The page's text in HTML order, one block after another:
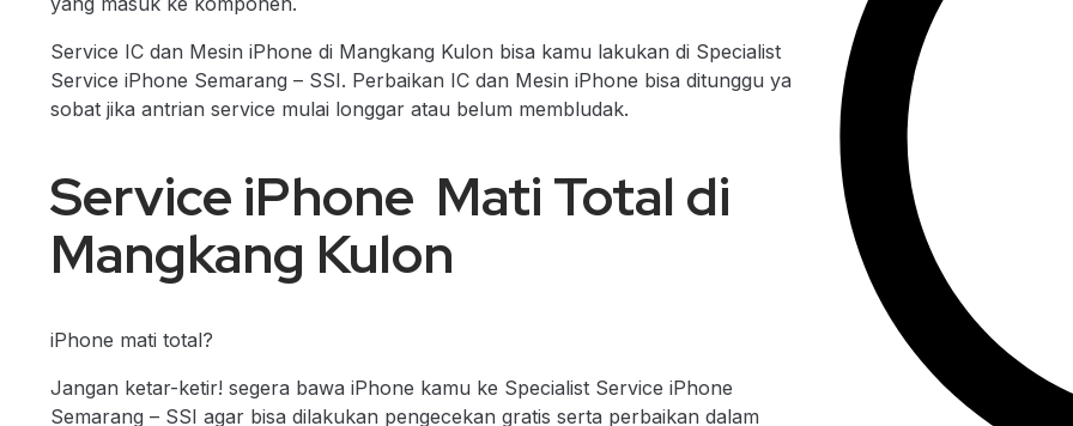
Service IC dan Mesin iPhone di Mangkang Kulon bisa kamu lakukan di Specialist
Service iPhone Semarang – SSI. Perbaikan IC dan Mesin iPhone bisa ditunggu ya
sobat jika antrian service mulai longgar atau belum membludak.
Service iPhone Mati Total di
Mangkang Kulon
iPhone mati total?
Jangan ketar-ketir! segera bawa iPhone kamu ke Specialist Service iPhone
Semarang – SSI agar bisa dilakukan pengecekan gratis serta perbaikan dalam